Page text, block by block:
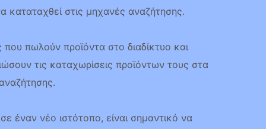
καταταχθεί στις μηχανές αναζήτησης.
που πωλούν προϊόντα στο διαδίκτυο και
τις καταχωρίσεις προϊόντων τους στα
έναν νέο ιστότοπο, είναι σημαντικό να